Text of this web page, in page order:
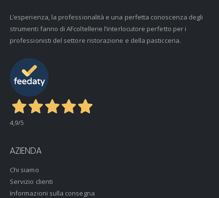
L’esperienza, la professionalità e una perfetta conoscenza degli
strumenti fanno di AFcoltellerie l’interlocutore perfetto per i
professionisti del settore ristorazione e della pasticceria.
4,9/5
AZIENDA
Chi siamo
Servizio clienti
Informazioni sulla consegna